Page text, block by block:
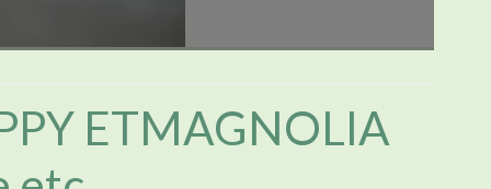
ETMAGNOLIA